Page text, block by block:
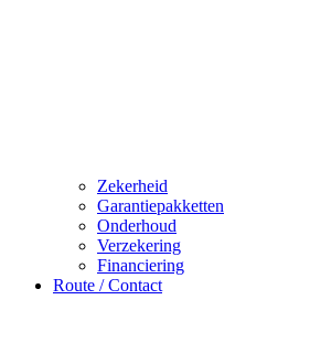
Zekerheid
Garantiepakketten
Onderhoud
Verzekering
Financiering
Route / Contact